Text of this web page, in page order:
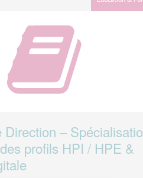
Direction –
profils HPI / HPE &